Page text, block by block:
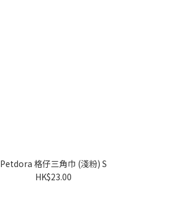
Petdora 格仔三角巾 (淺粉) S
HK$23.00